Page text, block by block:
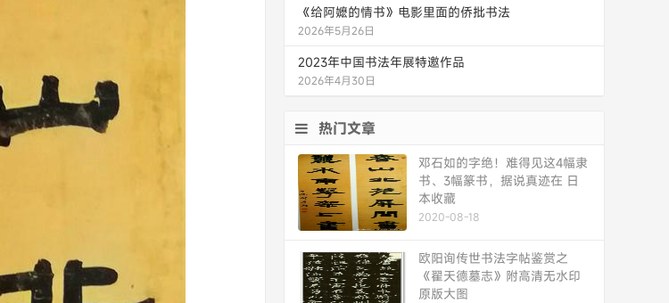
《给阿嬷的情书》电影里面的侨批书法
2026年5月26日
2023年中国书法年展特邀作品
2026年4月30日
热门文章
邓石如的字绝！难得见这4幅隶
书、3幅篆书，据说真迹在 日
本收藏
2020-08-18
欧阳询传世书法字帖鉴赏之
《翟天德墓志》附高清无水印
原版大图